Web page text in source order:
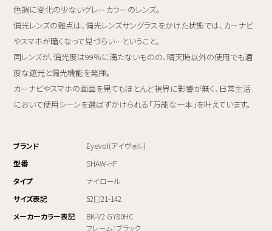
色調に変化の少ないグレーカラーのレンズ。
偏光レンズの難点は、偏光レンズサングラスをかけた状態では、カーナビ
やスマホが暗くなって見づらい…ということ。
同レンズが、偏光度は99％に満たないものの、晴天時以外の使用でも適
度な遮光と偏光機能を発揮。
カーナビやスマホの画面を見てもほとんど視界に影響が無く、日常生活
において使用シーンを選ばずかけられる「万能な一本」を叶えています。
ブランド
Eyevol(アイヴォル)
型番
SHAW-HF
タイプ
ナイロール
サイズ表記
52□21-142
メーカーカラー表記
BK-V2 GY80HC
フレーム：ブラック